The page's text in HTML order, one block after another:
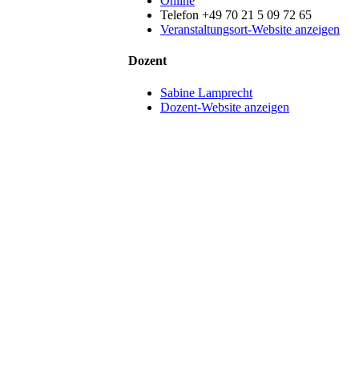
Telefon +49 70 21 5 09 72 65
Veranstaltungsort-Website anzeigen
Dozent
Sabine Lamprecht
Dozent-Website anzeigen